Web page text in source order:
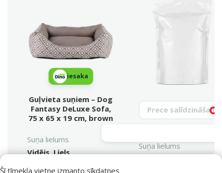
Šī tīmekļa vietne izmanto sīkdatnes
iesaka
Guļvieta suņiem – Dog
Fantasy DeLuxe Sofa,
75 x 65 x 19 cm, brown
Meklēt produktu
Suņa lielums
Vidējs, Liels
Suņa lielums